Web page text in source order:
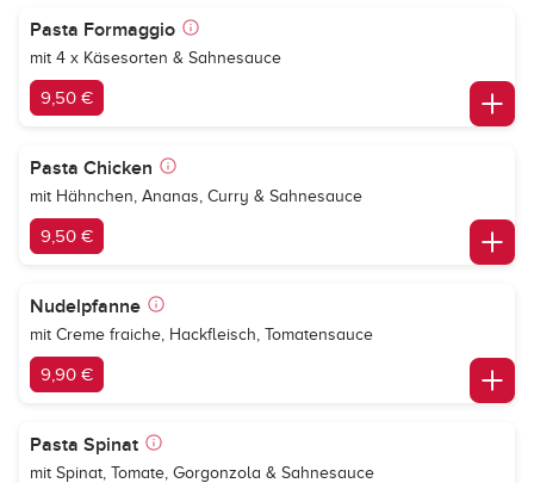
Pasta Formaggio
mit 4 x Käsesorten & Sahnesauce
9,50 €
Pasta Chicken
mit Hähnchen, Ananas, Curry & Sahnesauce
9,50 €
Nudelpfanne
mit Creme fraiche, Hackfleisch, Tomatensauce
9,90 €
Pasta Spinat
mit Spinat, Tomate, Gorgonzola & Sahnesauce